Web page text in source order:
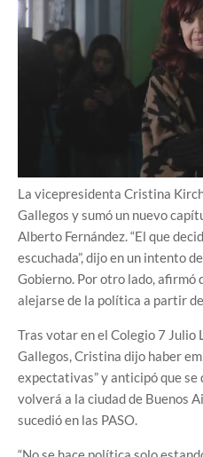
La vicepresidenta Cristina
Gallegos y sumó un nuevo
Alberto Fernández. “El que
escuchada”, dijo en un intento
Gobierno. Por otro lado, afirmó
alejarse de la política a partir
Tras votar en el Colegio 7 Julio
Gallegos, Cristina dijo haber
expectativas” y anticipó que se
volverá a la ciudad de Buenos
sucedió en las PASO.